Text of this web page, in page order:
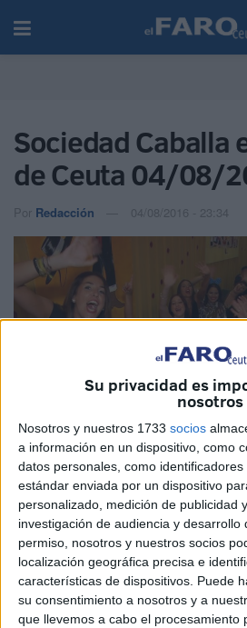
Su privacidad es
nosotros
Nosotros y nuestros 1733 socios
a información en un dispositivo, como
datos personales, como
estándar enviada por un dispositivo
personalizado, medición de publicidad
investigación de audiencia y desarrollo
permiso, nosotros y nuestros socios
localización geográfica precisa e
características de dispositivos. Puede
su consentimiento a nosotros y a
que llevemos a cabo el procesamiento
Sociedad Caballa
de Ceuta 04/08/
Por Redacción 04/08/2016 - 23:34
En esta cuarta noche de Feria han
caballas que se han reunido con
las numerosas casetas dispuestas
Cuentan a Faro TV cómo pasan la